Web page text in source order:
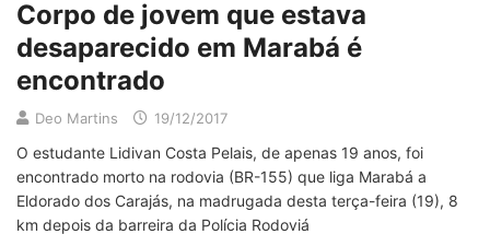
Corpo de jovem que estava
desaparecido em Marabá é
encontrado
Deo Martins 19/12/2017
O estudante Lidivan Costa Pelais, de apenas 19 anos, foi
encontrado morto na rodovia (BR-155) que liga Marabá a
Eldorado dos Carajás, na madrugada desta terça-feira (19), 8
km depois da barreira da Polícia Rodoviá